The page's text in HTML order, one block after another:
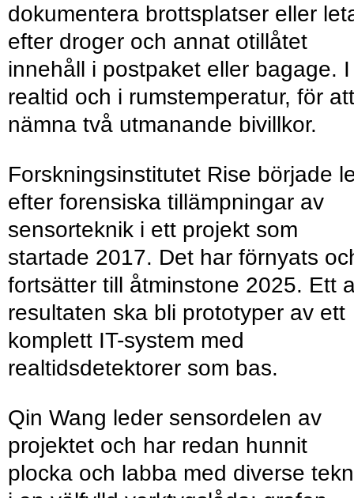
dokumentera brottsplatser eller
efter droger och annat otillåtet
innehåll i postpaket eller bagage. I
realtid och i rumstemperatur, för att
nämna två utmanande bivillkor.
Forskningsinstitutet Rise började
efter forensiska tillämpningar av
sensorteknik i ett projekt som
startade 2017. Det har förnyats
fortsätter till åtminstone 2025. Ett
resultaten ska bli prototyper av ett
komplett IT-system med
realtidsdetektorer som bas.
Qin Wang leder sensordelen av
projektet och har redan hunnit
plocka och labba med diverse